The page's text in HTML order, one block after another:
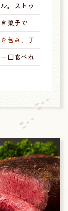
。ストゥ
菓子で
包み、 丁
口食べれ